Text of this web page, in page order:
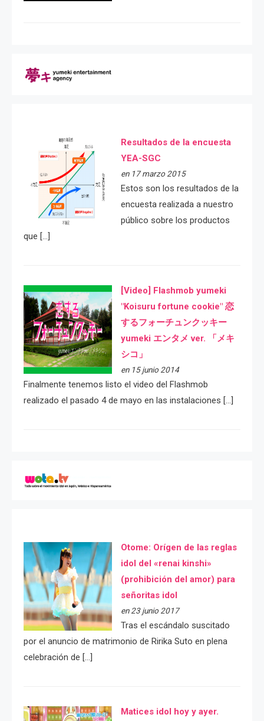
Resultados de la encuesta
YEA-SGC
en 17 marzo 2015
Estos son los resultados de la
encuesta realizada a nuestro
público sobre los productos
que […]
[Video] Flashmob yumeki
"Koisuru fortune cookie" 恋
するフォーチュンクッキー
yumeki エンタメ ver. 「メキ
シコ」
en 15 junio 2014
Finalmente tenemos listo el video del Flashmob
realizado el pasado 4 de mayo en las instalaciones […]
Otome: Orígen de las reglas
idol del «renai kinshi»
(prohibición del amor) para
señoritas idol
en 23 junio 2017
Tras el escándalo suscitado
por el anuncio de matrimonio de Ririka Suto en plena
celebración de […]
Matices idol hoy y ayer.